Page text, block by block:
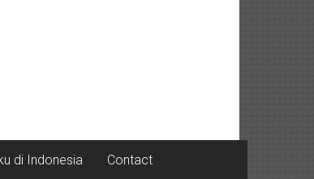
di Indonesia Contact